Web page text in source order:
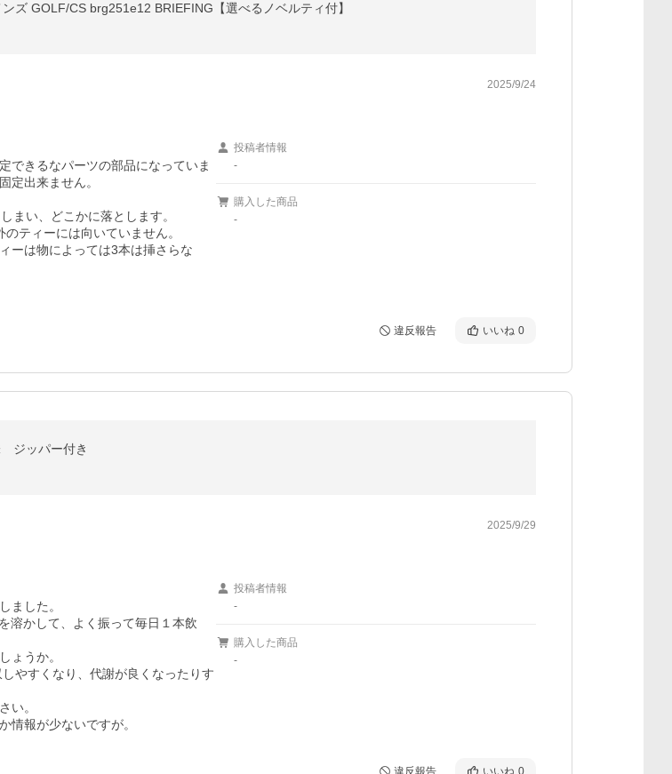
ズ GOLF/CS brg251e12 BRIEFING【選べるノベルティ付】
2025/9/24
できるなパーツの部品になっていま
定出来ません。
まい、どこかに落とします。
ティーには向いていません。
ーは物によっては3本は挿さらな
投稿者情報
-
購入した商品
-
違反報告 いいね 0
ジッパー付き
2025/9/29
ました。
溶かして、よく振って毎日１本飲
ょうか。
やすくなり、代謝が良くなったりす
い。
情報が少ないですが。
投稿者情報
-
購入した商品
-
違反報告 いいね 0